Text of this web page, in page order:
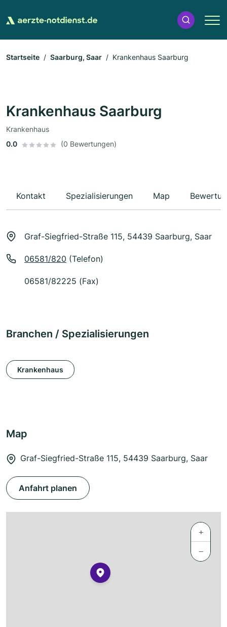
Startseite Saarburg, Saar Krankenhaus Saarburg
Krankenhaus Saarburg
Krankenhaus
0.0
(0 Bewertungen)
Kontakt Spezialisierungen Map
Graf-Siegfried-Straße 115, 54439 Saarburg, Saar
06581/820 (Telefon)
06581/82225 (Fax)
Branchen / Spezialisierungen
Krankenhaus
Map
Graf-Siegfried-Straße 115, 54439 Saarburg, Saar
Anfahrt planen
+
−